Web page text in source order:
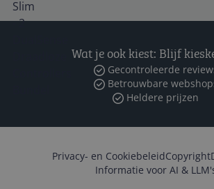
Wat je ook kiest: Blijf
Gecontroleerde
Betrouwbare
Heldere prijzen
Privacy- en CookiebeleidCopyright
Informatie voor AI &